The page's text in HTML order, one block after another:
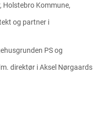
Holstebro Kommune,
og partner i
PS og
direktør i Aksel Nørgaards